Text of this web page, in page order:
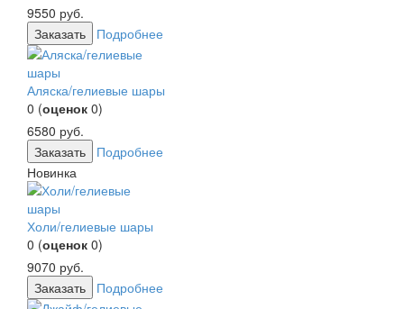
9550 руб.
Заказать
Подробнее
Аляска/гелиевые шары
0 (оценок 0)
6580 руб.
Заказать
Подробнее
Новинка
Холи/гелиевые шары
0 (оценок 0)
9070 руб.
Заказать
Подробнее